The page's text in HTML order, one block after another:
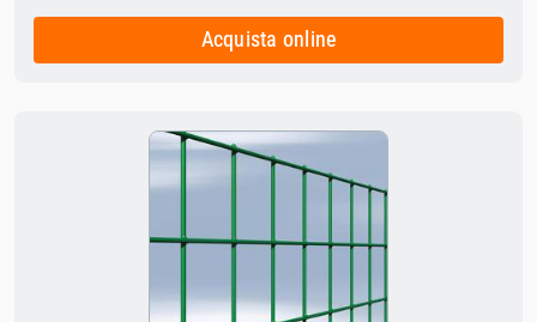
Acquista online